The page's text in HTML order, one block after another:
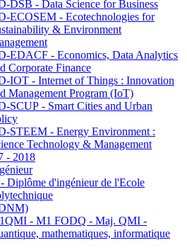
DSB - Data Science for Business
ECOSEM - Ecotechnologies for
& Environment
EDACF - Economics, Data Analytics
Corporate Finance
IOT - Internet of Things : Innovation
Management Program (IoT)
SCUP - Smart Cities and Urban
STEEM - Energy Environment :
Technology & Management
- 2018
Diplôme d'ingénieur de l'Ecole
- M1 FODQ - Maj. QMI -
mathematiques, informatique